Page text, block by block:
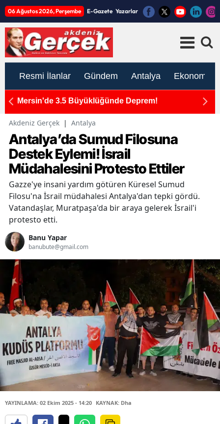
06 Ağustos 2026, Perşembe E-Gazete Yazarlar
Resmi İlanlar Gündem Antalya Ekonomi
Mersin'de 3.5 Büyüklüğünde Deprem!
Akdeniz Gerçek | Antalya
Antalya’da Sumud Filosuna
Destek Eylemi! İsrail
Müdahalesini Protesto Ettiler
Gazze'ye insani yardım götüren Küresel Sumud
Filosu'na İsrail müdahalesi Antalya'dan tepki gördü.
Vatandaşlar, Muratpaşa'da bir araya gelerek İsrail'i
protesto etti.
Banu Yapar
banubute@gmail.com
YAYINLAMA: 02 Ekim 2025 - 14:20 KAYNAK: Dha